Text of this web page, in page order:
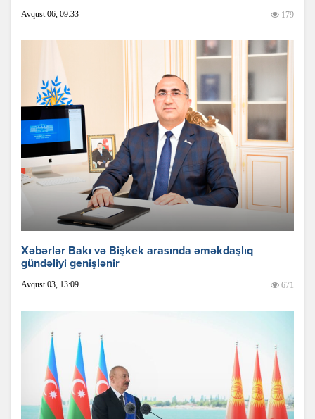
Avqust 06, 09:33 179
Xəbərlər Bakı və Bişkek arasında əməkdaşlıq
gündəliyi genişlənir
Avqust 03, 13:09 671